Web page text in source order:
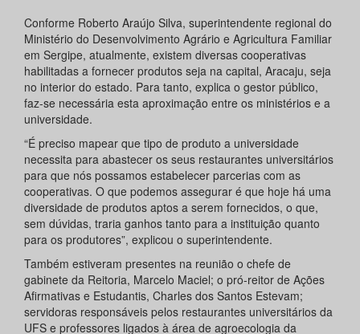
Conforme Roberto Araújo Silva, superintendente regional do
Ministério do Desenvolvimento Agrário e Agricultura Familiar
em Sergipe, atualmente, existem diversas cooperativas
habilitadas a fornecer produtos seja na capital, Aracaju, seja
no interior do estado. Para tanto, explica o gestor público,
faz-se necessária esta aproximação entre os ministérios e a
universidade.
“É preciso mapear que tipo de produto a universidade
necessita para abastecer os seus restaurantes universitários
para que nós possamos estabelecer parcerias com as
cooperativas. O que podemos assegurar é que hoje há uma
diversidade de produtos aptos a serem fornecidos, o que,
sem dúvidas, traria ganhos tanto para a instituição quanto
para os produtores”, explicou o superintendente.
Também estiveram presentes na reunião o chefe de
gabinete da Reitoria, Marcelo Maciel; o pró-reitor de Ações
Afirmativas e Estudantis, Charles dos Santos Estevam;
servidoras responsáveis pelos restaurantes universitários da
UFS e professores ligados à área de agroecologia da